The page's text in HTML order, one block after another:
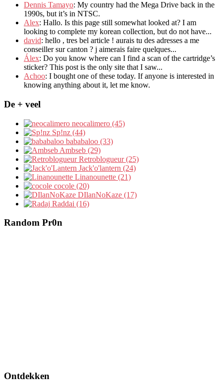
Dennis Tamayo: My country had the Mega Drive back in the
1990s, but it’s in NTSC.
Alex: Hallo. Is this page still somewhat looked at? I am
looking to complete my korean collection, but do not have...
david: hello , tres bel article ! aurais tu des adresses a me
conseiller sur canton ? j aimerais faire quelques...
Álex: Do you know where can I find a scan of the cartridge’s
sticker? This post is the only site that I saw...
Achoo: I bought one of these today. If anyone is interested in
knowing anything about it, let me know.
De + veel
neocalimero (45)
Sp!nz (44)
bababaloo (33)
Ambseb (29)
Retroblogueur (25)
Jack'o'lantern (24)
Linanounette (21)
cocole (20)
DIlanNoKaze (17)
Raddai (16)
Random Pr0n
Ontdekken